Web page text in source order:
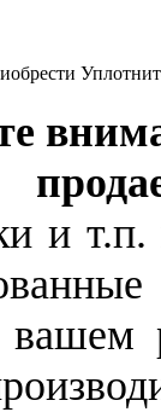
и
вашем